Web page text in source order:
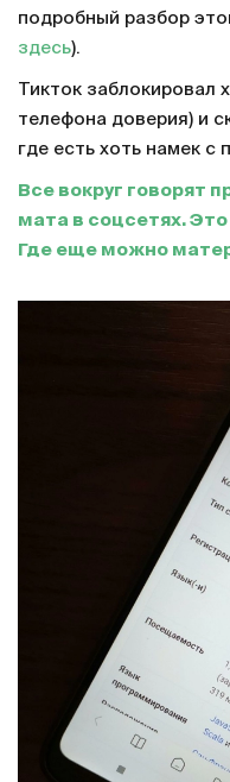
подробный разбор
здесь).
Тикток заблокировал
телефона доверия) и
где есть хоть намек с
Все вокруг говорят
мата в соцсетях.
Где еще можно